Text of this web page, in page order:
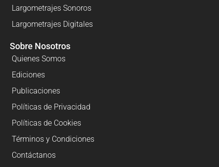
Largometrajes Sonoros
Largometrajes Digitales
Sobre Nosotros
Quienes Somos
Ediciones
Publicaciones
Políticas de Privacidad
Políticas de Cookies
Términos y Condiciones
Contáctanos